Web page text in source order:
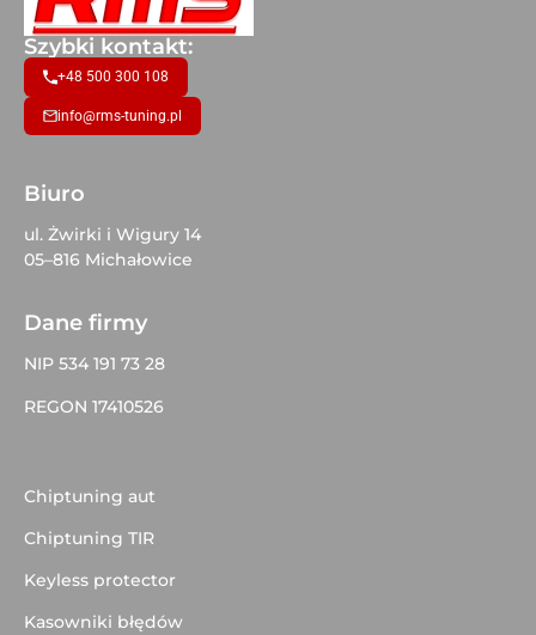
Szybki kontakt:
+48 500 300 108
info@rms-tuning.pl
Biuro
ul. Żwirki i Wigury 14
05–816 Michałowice
Dane firmy
NIP 534 191 73 28
REGON 17410526
Chiptuning aut
Chiptuning TIR
Keyless protector
Kasowniki błędów